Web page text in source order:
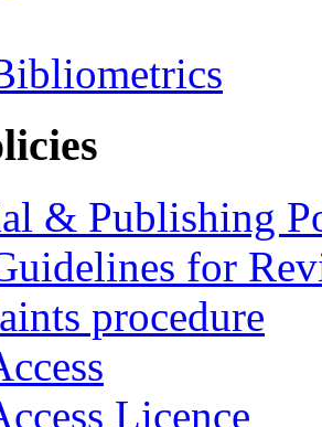
& Publishing
for
procedure
Licence